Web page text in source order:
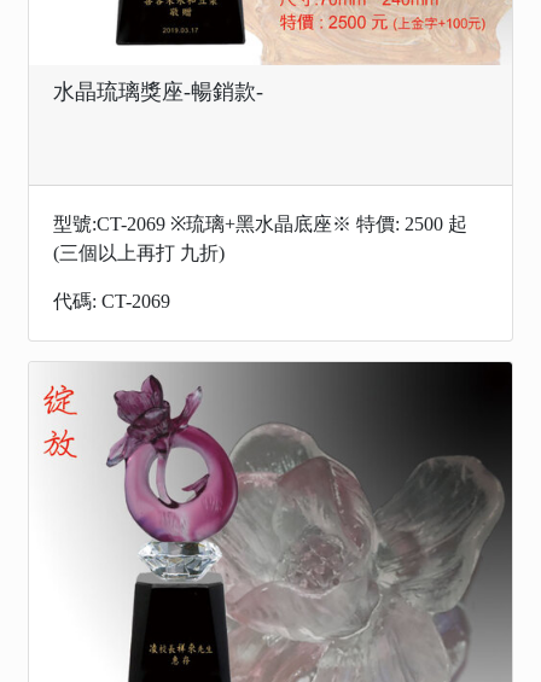
水晶琉璃獎座-暢銷款-
型號:CT-2069 ※琉璃+黑水晶底座※ 特價: 2500 起
(三個以上再打 九折)
代碼: CT-2069